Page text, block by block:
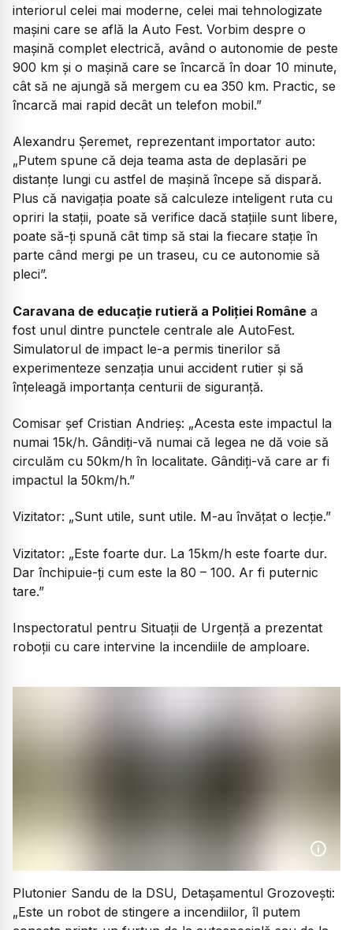
interiorul celei mai moderne, celei mai tehnologizate
mașini care se află la Auto Fest. Vorbim despre o
mașină complet electrică, având o autonomie de peste
900 km și o mașină care se încarcă în doar 10 minute,
cât să ne ajungă să mergem cu ea 350 km. Practic, se
încarcă mai rapid decât un telefon mobil.”
Alexandru Șeremet, reprezentant importator auto:
„Putem spune că deja teama asta de deplasări pe
distanțe lungi cu astfel de mașină începe să dispară.
Plus că navigația poate să calculeze inteligent ruta cu
opriri la stații, poate să verifice dacă stațiile sunt libere,
poate să-ți spună cât timp să stai la fiecare stație în
parte când mergi pe un traseu, cu ce autonomie să
pleci”.
Caravana de educație rutieră a Poliției Române a
fost unul dintre punctele centrale ale AutoFest.
Simulatorul de impact le-a permis tinerilor să
experimenteze senzația unui accident rutier și să
înțeleagă importanța centurii de siguranță.
Comisar șef Cristian Andrieș: „Acesta este impactul la
numai 15k/h. Gândiți-vă numai că legea ne dă voie să
circulăm cu 50km/h în localitate. Gândiți-vă care ar fi
impactul la 50km/h.”
Vizitator: „Sunt utile, sunt utile. M-au învățat o lecție.”
Vizitator: „Este foarte dur. La 15km/h este foarte dur.
Dar închipuie-ți cum este la 80 – 100. Ar fi puternic
tare.”
Inspectoratul pentru Situații de Urgență a prezentat
roboții cu care intervine la incendiile de amploare.
Plutonier Sandu de la DSU, Detașamentul Grozovești:
„Este un robot de stingere a incendiilor, îl putem